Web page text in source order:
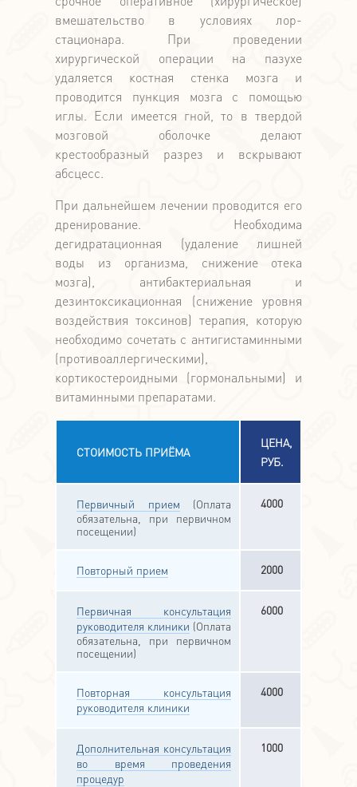
вмешательство в условиях лор-
стационара. При проведении
хирургической операции на пазухе
удаляется костная стенка мозга и
проводится пункция мозга с помощью
иглы. Если имеется гной, то в твердой
мозговой оболочке делают
крестообразный разрез и вскрывают
абсцесс.
При дальнейшем лечении проводится его
дренирование. Необходима
дегидратационная (удаление лишней
воды из организма, снижение отека
мозга), антибактериальная и
дезинтоксикационная (снижение уровня
воздействия токсинов) терапия, которую
необходимо сочетать с антигистаминными
(противоаллергическими),
кортикостероидными (гормональными) и
витаминными препаратами.
СТОИМОСТЬ ПРИЁМА
ЦЕНА,
РУБ.
Первичный прием (Оплата
обязательна, при первичном
посещении)
4000
Повторный прием 2000
Первичная консультация
руководителя клиники (Оплата
обязательна, при первичном
посещении)
6000
Повторная консультация
руководителя клиники
4000
Дополнительная консультация
во время проведения
процедур
1000